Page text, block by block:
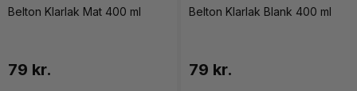
Belton Klarlak Mat 400 ml
79 kr.
Belton Klarlak Blank 400 ml
79 kr.